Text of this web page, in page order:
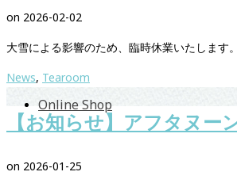
Online Shop
on 2026-02-02
大雪による影響のため、臨時休業いたしま
News, Tearoom
【お知らせ】アフタヌ
on 2026-01-25